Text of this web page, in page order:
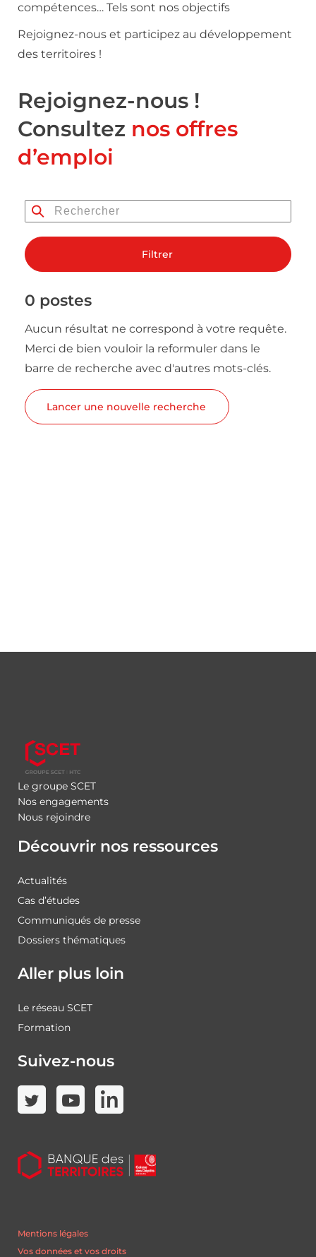
compétences… Tels sont nos objectifs
Rejoignez-nous et participez au développement
des territoires !
Rejoignez-nous !
Consultez nos offres
d’emploi
Filtrer
0 postes
Aucun résultat ne correspond à votre requête.
Merci de bien vouloir la reformuler dans le
barre de recherche avec d'autres mots-clés.
Lancer une nouvelle recherche
Le groupe SCET
Nos engagements
Nous rejoindre
Découvrir nos ressources
Actualités
Cas d’études
Communiqués de presse
Dossiers thématiques
Aller plus loin
Le réseau SCET
Formation
Suivez-nous
Mentions légales
Vos données et vos droits